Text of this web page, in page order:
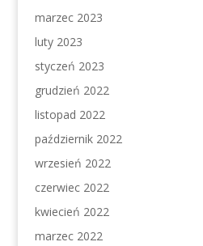
marzec 2023
luty 2023
styczeń 2023
grudzień 2022
listopad 2022
październik 2022
wrzesień 2022
czerwiec 2022
kwiecień 2022
marzec 2022